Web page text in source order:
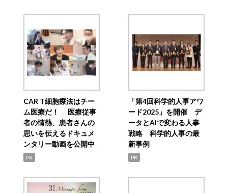
CAR T細胞療法はチー
ム医療だ！ 医療従事
者の情熱、患者さんの
思いを伝えるドキュメ
ンタリー動画を公開中
PR
「第4回科学的人事アワ
ード2025」を開催 デ
ータとAIで変わる人事
戦略 科学的人事の最
新事例
PR